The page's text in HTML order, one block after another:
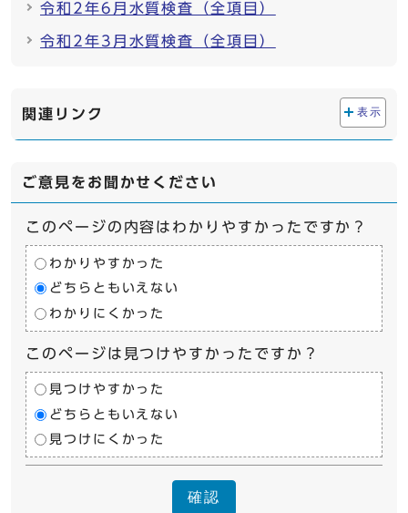
令和2年6月水質検査（全項目）
令和2年3月水質検査（全項目）
関連リンク 表示
ご意見をお聞かせください
このページの内容はわかりやすかったですか？
わかりやすかった
どちらともいえない
わかりにくかった
このページは見つけやすかったですか？
見つけやすかった
どちらともいえない
見つけにくかった
確認